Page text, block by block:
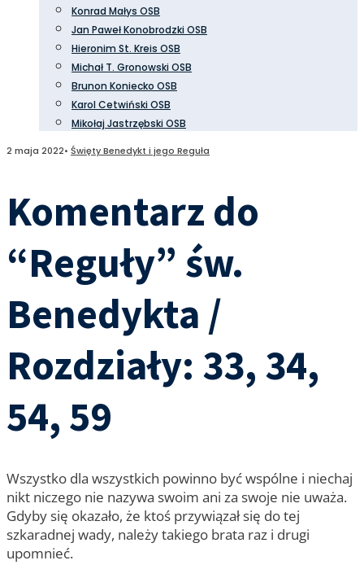
Konrad Małys OSB
Jan Paweł Konobrodzki OSB
Hieronim St. Kreis OSB
Michał T. Gronowski OSB
Brunon Koniecko OSB
Karol Cetwiński OSB
Mikołaj Jastrzębski OSB
2 maja 2022• Święty Benedykt i jego Reguła
Komentarz do
“Reguły” św.
Benedykta /
Rozdziały: 33, 34,
54, 59
Wszystko dla wszystkich powinno być wspólne i niechaj
nikt niczego nie nazywa swoim ani za swoje nie uważa.
Gdyby się okazało, że ktoś przywiązał się do tej
szkaradnej wady, należy takiego brata raz i drugi
upomnieć.